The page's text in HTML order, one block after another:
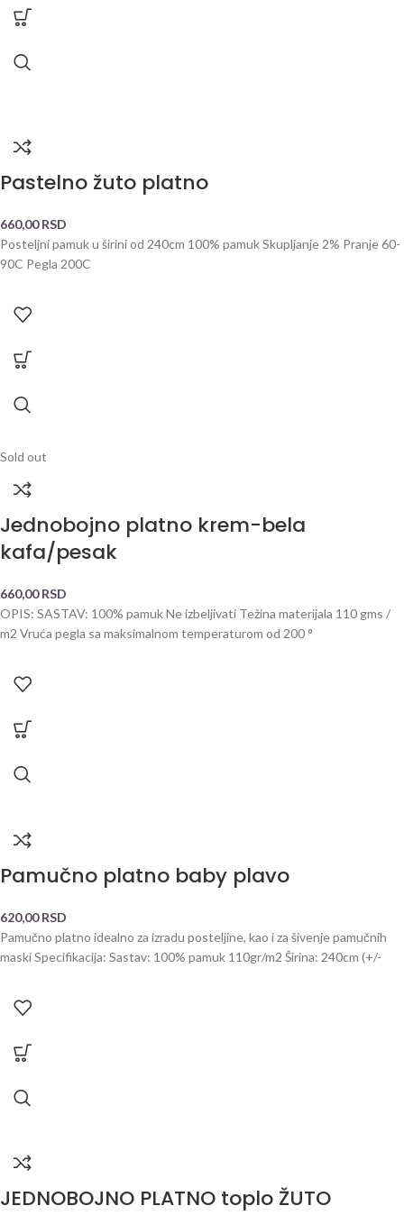
Pastelno žuto platno
660,00RSD
Posteljni pamuk u širini od 240cm 100% pamuk Skupljanje 2% Pranje 60-
90C Pegla 200C
Sold out
Jednobojno platno krem-bela
kafa/pesak
660,00RSD
OPIS: SASTAV: 100% pamuk Ne izbeljivati Težina materijala 110 gms /
m2 Vruća pegla sa maksimalnom temperaturom od 200 °
Pamučno platno baby plavo
620,00RSD
Pamučno platno idealno za izradu posteljine, kao i za šivenje pamučnih
maski Specifikacija: Sastav: 100% pamuk 110gr/m2 Širina: 240cm (+/-
JEDNOBOJNO PLATNO toplo ŽUTO